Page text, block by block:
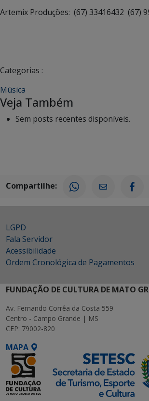
Artemix Produções: (67) 33416432 (67)
Categorias :
Música
Veja Também
Sem posts recentes disponíveis.
Compartilhe:
LGPD
Fala Servidor
Acessibilidade
Ordem Cronológica de Pagamentos
FUNDAÇÃO DE CULTURA DE MATO
Av. Fernando Corrêa da Costa 559
Centro - Campo Grande | MS
CEP: 79002-820
MAPA